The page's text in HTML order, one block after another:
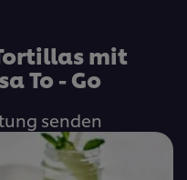
mit
To - Go
senden